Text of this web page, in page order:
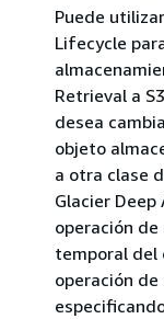
Puede
Lifecycle
Retrieval a
desea
objeto
a otra clase
Glacier
operación
temporal del
operación